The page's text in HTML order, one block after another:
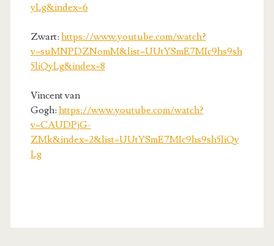
yLg&index=6
Zwart: https://www.youtube.com/watch?
v=suMNPDZNomM&list=UUtYSmE7MIc9hs9sh
5liQyLg&index=8
Vincent van
Gogh: https://www.youtube.com/watch?
v=CAUDPjG-
ZMk&index=2&list=UUtYSmE7MIc9hs9sh5liQy
Lg